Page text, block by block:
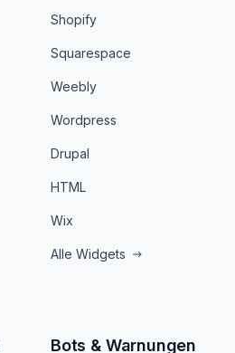
Shopify
Squarespace
Weebly
Wordpress
Drupal
HTML
Wix
Alle Widgets
Bots & Warnungen